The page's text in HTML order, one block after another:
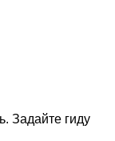
Задайте гиду